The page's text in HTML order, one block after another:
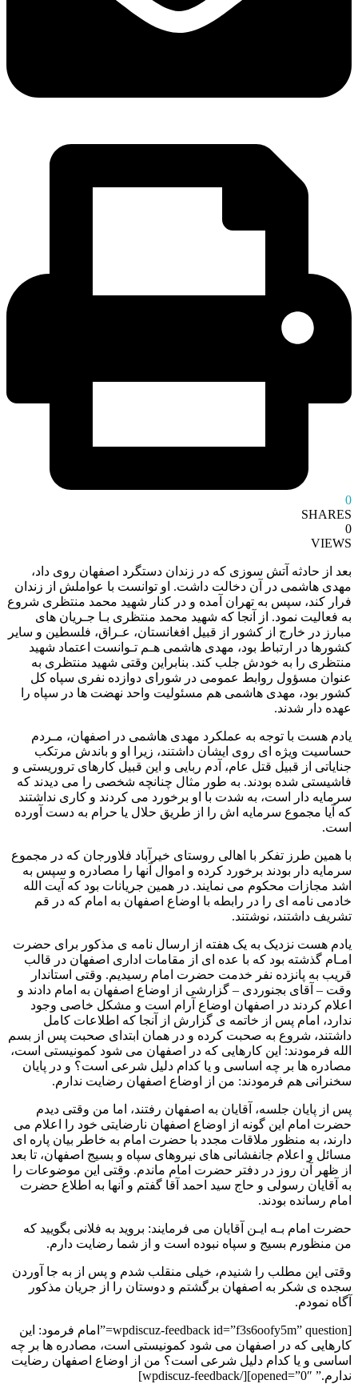
0
SHARES
0
VIEWS
بعد از حادثه آتش سوزی که در زندان دستگرد اصفهان روی داد،
مهدی هاشمی در آن دخالت داشت. او توانست با عواملش از زندان
فرار کند، سپس به تهران آمده و در کنار شهید محمد منتظری شروع
به فعالیت نمود. از آنجا که شهید محمد منتظری بـا جـریان های
مبارز در خارج از کشور از قبیل افغانستان، عـراق، فلسطین و سایر
کشورها در ارتباط بود، مهدی هاشمی هـم تـوانست اعتماد شهید
منتظری را به خودش جلب کند. بنابراین وقتی شهید منتظری به
عنوان مسؤول روابط عمومی در شورای دوازده نفری سپاه کل
کشور بود، مهدی هاشمی هم مسئولیت واحد نهضت ها در سپاه را
عهده دار شدند.
یادم هست با توجه به عملکرد مهدی هاشمی در اصفهان، مـردم
حساسیت ویژه ای روی ایشان داشتند، زیرا او و باندش مرتکب
جنایاتی از قبیل قتل عام، آدم ربایی و این قبیل کارهای تروریستی و
فاشیستی شده بودند. به طور مثال چنانچه شخصی را می دیدند که
سرمایه دار است، به شدت با او برخورد می کردند و کاری نداشتند
که آیا مجموع سرمایه اش را از طریق حلال یا حرام به دست آورده
است.
با همین طرز تفکر با اهالی روستای خیرآباد فلاورجان که در مجموع
سرمایه دار بودند برخورد کرده و اموال آنها را مصادره و سپس به
اشد مجازات محکوم می نمایند. در همین جریانات بود که آیت الله
خادمی نامه ای را در رابطه با اوضاع اصفهان به امام که در قم
تشریف داشتند، نوشتند.
یادم هست نزدیک به یک هفته از ارسال نامه ی مذکور برای حضرت
امـام گذشته بود که با عده ای از مقامات اداری اصفهان در قالب
قریب به پانزده نفر خدمت حضرت امام رسیدیم. وقتی استاندار
وقت – آقای بجنوردی – گزارشی از اوضاع اصفهان به امام دادند و
اعلام کردند در اصفهان اوضاع آرام است و مشکل خاصی وجود
ندارد، امام پس از خاتمه ی گزارش از آنجا که اطلاعات کامل
داشتند، شروع به صحبت کرده و در همان ابتدای صحبت پس از بسم
الله فرمودند: این کارهایی که در اصفهان می شود کمونیستی است،
مصادره ها بر چه اساسی و یا کدام دلیل شرعی است؟ و در پایان
سخنرانی هم فرمودند: من از اوضاع اصفهان رضایت ندارم.
پس از پایان جلسه، آقایان به اصفهان رفتند، اما من وقتی دیدم
حضرت امام این گونه از اوضاع اصفهان نارضایتی خود را اعلام می
دارند، به منظور ملاقات مجدد با حضرت امام به خاطر بیان پاره ای
مسائل و اعلام جانفشانی های نیروهای سپاه و بسیج اصفهان، تا بعد
از ظهر آن روز در دفتر حضرت امام ماندم. وقتی این موضوعات را
به آقایان رسولی و حاج سید احمد آقا گفتم و آنها به اطلاع حضرت
امام رسانده بودند.
حضرت امام بـه ایـن آقایان می فرمایند: بروید به فلانی بگویید که
من منظورم بسیج و سپاه نبوده است و از شما رضایت دارم.
وقتی این مطلب را شنیدم، خیلی منقلب شدم و پس از به جا آوردن
سجده ی شکر به اصفهان برگشتم و دوستان را از جریان مذکور
آگاه نمودم.
[wpdiscuz-feedback id=”f3s6oofy5m” question=”امام فرمود: این
کارهایی که در اصفهان می شود کمونیستی است، مصادره ها بر چه
اساسی و یا کدام دلیل شرعی است؟ من از اوضاع اصفهان رضایت
ندارم.” opened=”0″][/wpdiscuz-feedback]